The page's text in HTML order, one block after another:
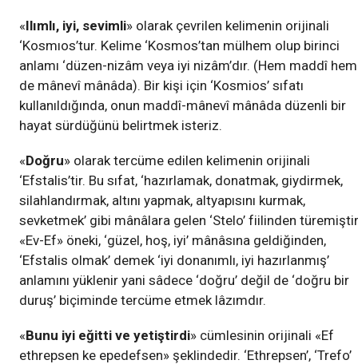
«Ilımlı, iyi, sevimli» olarak çevrilen kelimenin orijinali
‘Kosmıos’tur. Kelime ‘Kosmos’tan mülhem olup birinci
anlamı ‘düzen-nizâm veya iyi nizâm’dır. (Hem maddî hem
de mânevî mânâda). Bir kişi için ‘Kosmios’ sıfatı
kullanıldığında, onun maddî-mânevî mânâda düzenli bir
hayat sürdüğünü belirtmek isteriz.
«Doğru» olarak tercüme edilen kelimenin orijinali
‘Efstalis’tir. Bu sıfat, ‘hazırlamak, donatmak, giydirmek,
silahlandırmak, altını yapmak, altyapısını kurmak,
sevketmek’ gibi mânâlara gelen ‘Stelo’ fiilinden
«Ev-Ef» öneki, ‘güzel, hoş, iyi’ mânâsına geldiğinden,
‘Efstalis olmak’ demek ‘iyi donanımlı, iyi hazırlanmış’
anlamını yüklenir yani sâdece ‘doğru’ değil de ‘doğru bir
duruş’ biçiminde tercüme etmek lâzımdır.
«Bunu iyi eğitti ve yetiştirdi» cümlesinin orijinali «Ef
ethrepsen ke epedefsen» şeklindedir. ‘Ethrepsen’, ‘Trefo’